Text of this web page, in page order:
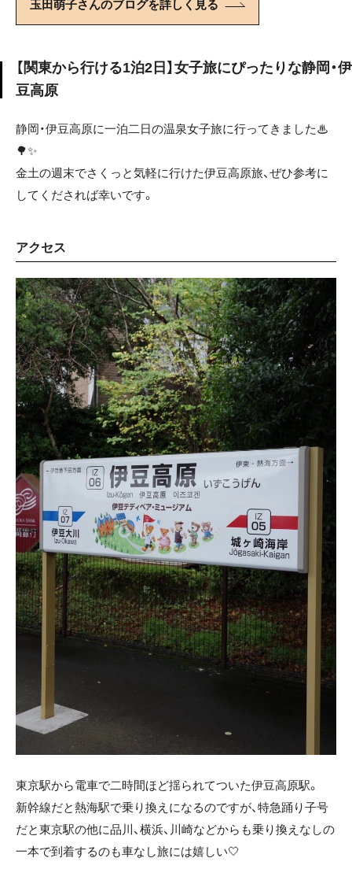
玉田萌子さんのブログを詳しく見る
【関東から行ける1泊2日】女子旅にぴったりな静岡・伊
豆高原
静岡・伊豆高原に一泊二日の温泉女子旅に行ってきました♨︎
🌳✨
金土の週末でさくっと気軽に行けた伊豆高原旅、ぜひ参考に
してくだされば幸いです。
アクセス
東京駅から電車で二時間ほど揺られてついた伊豆高原駅。
新幹線だと熱海駅で乗り換えになるのですが、特急踊り子号
だと東京駅の他に品川、横浜、川崎などからも乗り換えなしの
一本で到着するのも車なし旅には嬉しい🤍